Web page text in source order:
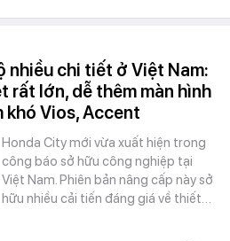
nhiều chi tiết ở Việt Nam:
rất lớn, dễ thêm màn hình
khó Vios, Accent
Honda City mới vừa xuất hiện trong
công báo sở hữu công nghiệp tại
Việt Nam. Phiên bản nâng cấp này sở
hữu nhiều cải tiến đáng giá về thiết…